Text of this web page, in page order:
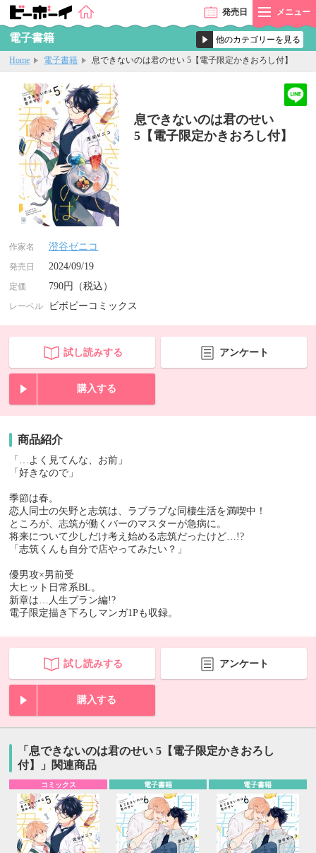
発売日 メニュー
電子書籍
Home 電子書籍 息できないのは君のせい 5【電子限定かきおろし付】
息できないのは君のせい
5【電子限定かきおろし付】
作家名 澄谷ゼニコ
発売日 2024/09/19
定価 790円（税込）
レーベル ビボピーコミックス
試し読みする アンケート
購入する
商品紹介
「…よく見てんな、お前」
「好きなので」
季節は春。
恋人同士の矢野と志筑は、ラブラブな同棲生活を満喫中！
ところが、志筑が働くバーのマスターが急病に。
将来について少しだけ考え始める志筑だったけど…!?
「志筑くんも自分で店やってみたい？」
優男攻×男前受
大ヒット日常系BL。
新章は…人生プラン編!?
電子限定描き下ろしマンガ1Pも収録。
試し読みする アンケート
購入する
「息できないのは君のせい 5【電子限定かきおろし
付】」関連商品
コミックス 電子書籍 電子書籍